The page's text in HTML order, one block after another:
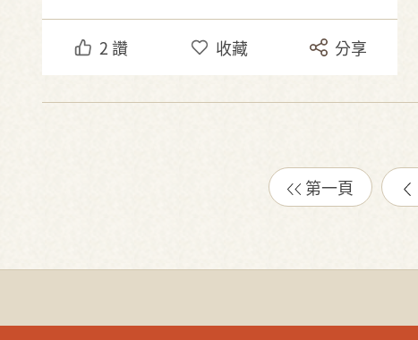
2讚 收藏 分享
第一頁